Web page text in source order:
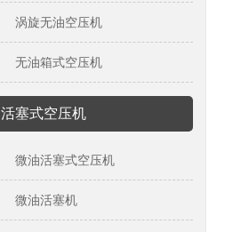
涡旋无油空压机
无油箱式空压机
活塞式空压机
微油活塞式空压机
微油活塞机